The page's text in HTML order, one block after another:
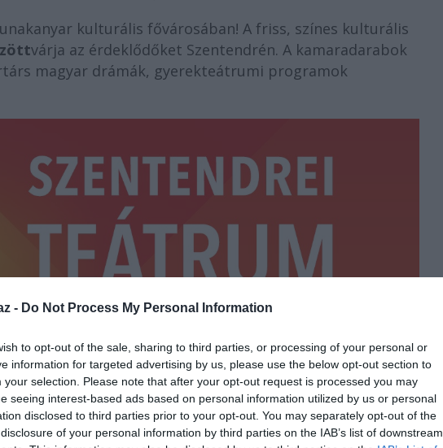
- Do Not Process My Personal Information
to opt-out of the sale, sharing to third parties, or processing of your personal or
information for targeted advertising by us, please use the below opt-out section to
your selection. Please note that after your opt-out request is processed you may
seeing interest-based ads based on personal information utilized by us or personal
disclosed to third parties prior to your opt-out. You may separately opt-out of the
of your personal information by third parties on the IAB’s list of downstream
kulturális fővárosában! A friss, színes kulturális
várja az érdeklődőket Szentendrén. A kamaradarabok
magyar drámák, gyerekteátrumi programok